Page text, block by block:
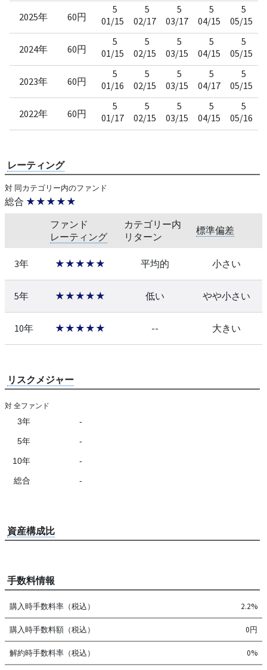
2025年 60円
5
01/15
5
02/17
5
03/17
5
04/15
5
05/15
2024年 60円
5
01/15
5
02/15
5
03/15
5
04/15
5
05/15
2023年 60円
5
01/16
5
02/15
5
03/15
5
04/17
5
05/15
2022年 60円
5
01/17
5
02/15
5
03/15
5
04/15
5
05/16
レーティング
対 同カテゴリー内のファンド
総合 ★★★★★
ファンド
レーティング
カテゴリー内
リターン
標準偏差
3年 ★★★★★ 平均的 小さい
5年 ★★★★★ 低い やや小さい
10年 ★★★★★ -- 大きい
リスクメジャー
対 全ファンド
3年 -
5年 -
10年 -
総合 -
資産構成比
手数料情報
購入時手数料率（税込） 2.2%
購入時手数料額（税込） 0円
解約時手数料率（税込） 0%